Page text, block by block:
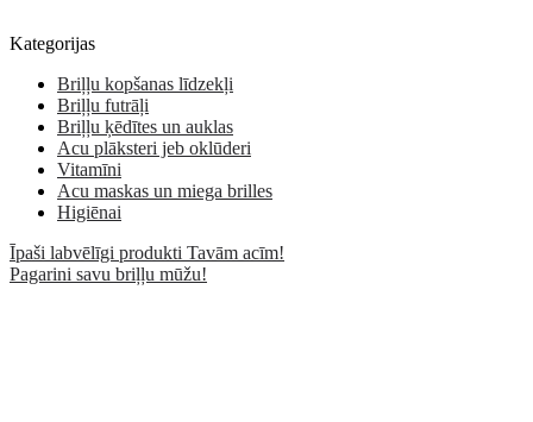
Kategorijas
Briļļu kopšanas līdzekļi
Briļļu futrāļi
Briļļu ķēdītes un auklas
Acu plāksteri jeb oklūderi
Vitamīni
Acu maskas un miega brilles
Higiēnai
Īpaši labvēlīgi produkti Tavām acīm!
Pagarini savu briļļu mūžu!